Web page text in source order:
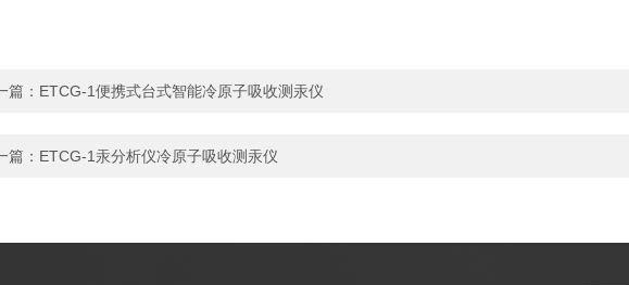
篇： ETCG-1便携式台式智能冷原子吸收测汞仪
篇： ETCG-1汞分析仪冷原子吸收测汞仪